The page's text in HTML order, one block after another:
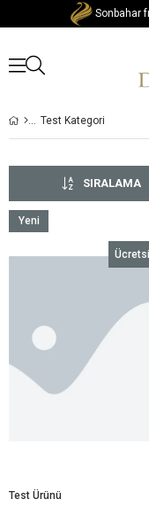
Sonbahar
Test Kategori
SIRALAMA
Test Ürünü
Yeni